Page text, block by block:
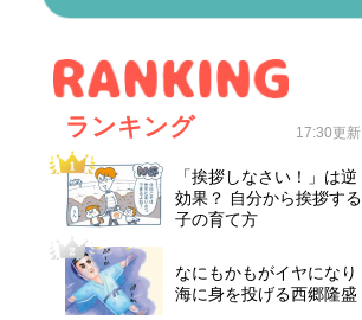
ランキング 17:30更新
「挨拶しなさい！」は逆
効果？ 自分から挨拶する
子の育て方
なにもかもがイヤになり
海に身を投げる西郷隆盛